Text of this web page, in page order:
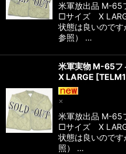
米軍放出品 M-65
□サイズ X
状態は良いので
参照） …
米軍実物 M-65フ
X LARGE [
×
米軍放出品 M-65
□サイズ X
状態は良いので
照） …